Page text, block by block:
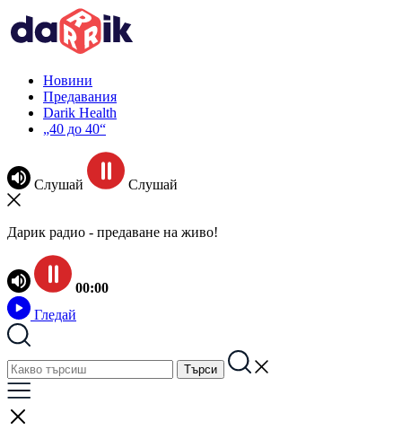
Новини
Предавания
Darik Health
„40 до 40“
Слушай Слушай
Дарик радио - предаване на живо!
00:00
Гледай